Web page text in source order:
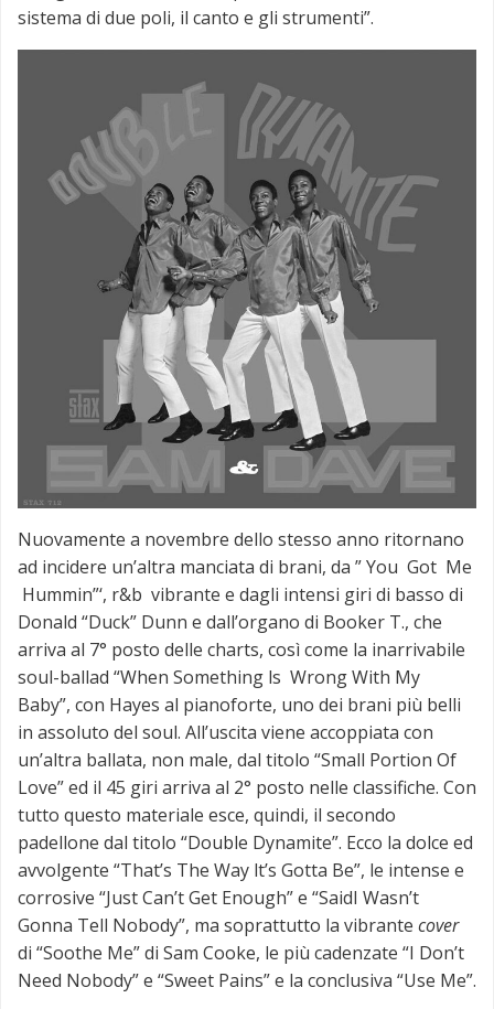
sistema di due poli, il canto e gli strumenti”.
Nuovamente a novembre dello stesso anno ritornano
ad incidere un’altra manciata di brani, da ” You Got Me
Hummin”‘, r&b vibrante e dagli intensi giri di basso di
Donald “Duck” Dunn e dall’organo di Booker T., che
arriva al 7° posto delle charts, così come la inarrivabile
soul-ballad “When Something ls Wrong With My
Baby”, con Hayes al pianoforte, uno dei brani più belli
in assoluto del soul. All’uscita viene accoppiata con
un’altra ballata, non male, dal titolo “Small Portion Of
Love” ed il 45 giri arriva al 2° posto nelle classifiche. Con
tutto questo materiale esce, quindi, il secondo
padellone dal titolo “Double Dynamite”. Ecco la dolce ed
avvolgente “That’s The Way lt’s Gotta Be”, le intense e
corrosive “Just Can’t Get Enough” e “SaidI Wasn’t
Gonna Tell Nobody”, ma soprattutto la vibrante cover
di “Soothe Me” di Sam Cooke, le più cadenzate “I Don’t
Need Nobody” e “Sweet Pains” e la conclusiva “Use Me”.